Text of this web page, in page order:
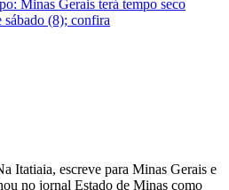
Minas Gerais terá tempo seco
sábado (8); confira
Itatiaia, escreve para Minas Gerais e
no jornal Estado de Minas como